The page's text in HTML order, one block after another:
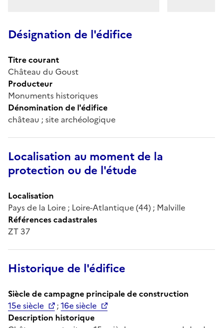
Désignation de l'édifice
Titre courant
Château du Goust
Producteur
Monuments historiques
Dénomination de l'édifice
château ; site archéologique
Localisation au moment de la
protection ou de l'étude
Localisation
Pays de la Loire ; Loire-Atlantique (44) ; Malville
Références cadastrales
ZT 37
Historique de l'édifice
Siècle de campagne principale de construction
15e siècle
;16e siècle
Description historique